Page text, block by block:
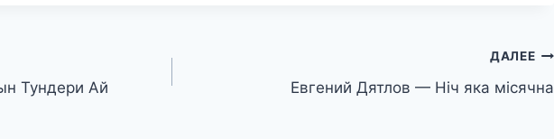
Тундери Ай
ДАЛЕЕ
Евгений Дятлов — Ніч яка місячна